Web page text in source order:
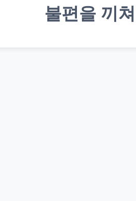
불편을 끼